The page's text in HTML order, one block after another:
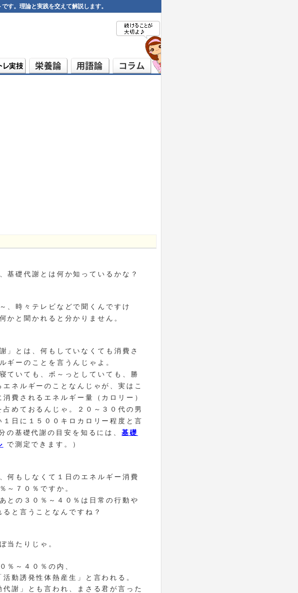
す。理論と実践を交えて解説します。
基礎代謝とは何か知っているかな？
、時々テレビなどで聞くんですけ
かと聞かれると分かりません。
謝」とは、何もしていなくても消費さ
ギーのことを言うんじゃよ。
ていても、ボ～っとしていても、勝
ネルギーのことなんじゃが、実はこ
費されるエネルギー量（カロリー）
めておるんじゃ。２０～３０代の男
日に１５００キロカロリー程度と言
の基礎代謝の目安を知るには、基礎
で測定できます。）
何もしなくて１日のエネルギー消費
～７０％ですか。
との３０％～４０％は日常の行動や
と言うことなんですね？
当たりじゃ。
％～４０％の内、
活動誘発性体熱産生」と言われる。
代謝」とも言われ、まさる君が言った